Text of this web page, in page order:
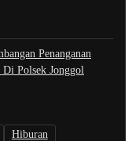
Penanganan
Di Polsek Jonggol
Hiburan